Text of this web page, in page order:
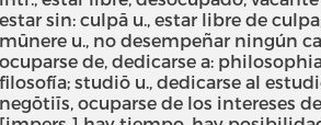
estar sin: culpā u., estar libre de
mūnere u., no desempeñar ningún
ocuparse de, dedicarse a:
filosofía; studiō u., dedicarse al
negōtiīs, ocuparse de los intereses